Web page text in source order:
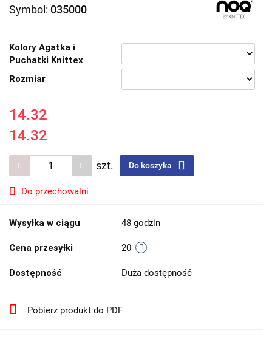
Symbol: 035000
Kolory Agatka i
Puchatki Knittex
Rozmiar
14.32
14.32
szt. Do koszyka
Do przechowalni
Wysyłka w ciągu 48 godzin
Cena przesyłki 20
Dostępność Duża dostępność
Pobierz produkt do PDF